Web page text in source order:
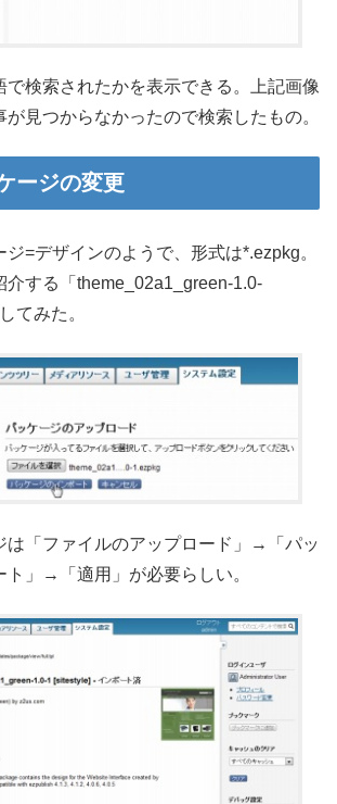
で検索されたかを表示できる。上記画像
見つからなかったので検索したもの。
ージの変更
=デザインのようで、形式は*.ezpkg。
介する「theme_02a1_green-1.0-
てみた。
は「ファイルのアップロード」→「パッ
ト」→「適用」が必要らしい。